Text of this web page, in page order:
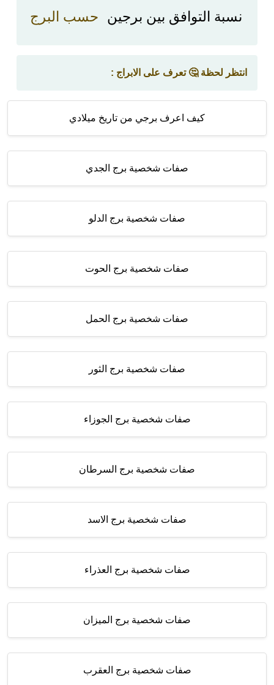
نسبة التوافق بين برجين حسب البرج
انتظر لحظة 🤔 تعرف على الابراج :
كيف اعرف برجي من تاريخ ميلادي
صفات شخصية برج الجدي
صفات شخصية برج الدلو
صفات شخصية برج الحوت
صفات شخصية برج الحمل
صفات شخصية برج الثور
صفات شخصية برج الجوزاء
صفات شخصية برج السرطان
صفات شخصية برج الاسد
صفات شخصية برج العذراء
صفات شخصية برج الميزان
صفات شخصية برج العقرب